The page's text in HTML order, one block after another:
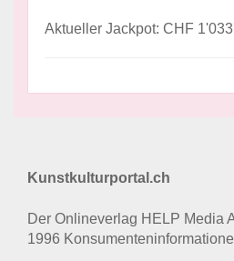
Aktueller Jackpot: CHF
Kunstkulturportal.ch
Der Onlineverlag HELP Media
1996